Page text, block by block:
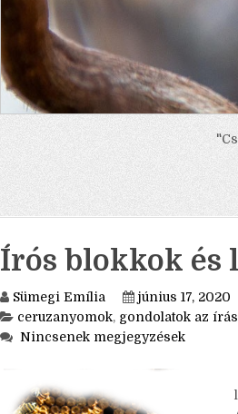
Írós blokkok és
Sümegi Emília
június 17, 2020
ceruzanyomok, gondolatok az
Nincsenek megjegyzések